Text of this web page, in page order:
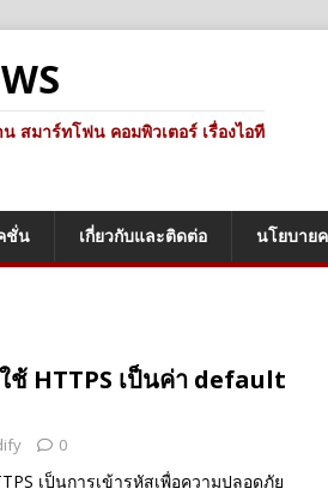
สมาร์ทโฟน คอมพิวเตอร์ เรื่องไอที
ชั่น เกี่ยวกับและติดต่อ นโยบาย
ช้ HTTPS เป็นค่า default
0
เป็นการเข้ารหัสเพื่อความปลอดภัย